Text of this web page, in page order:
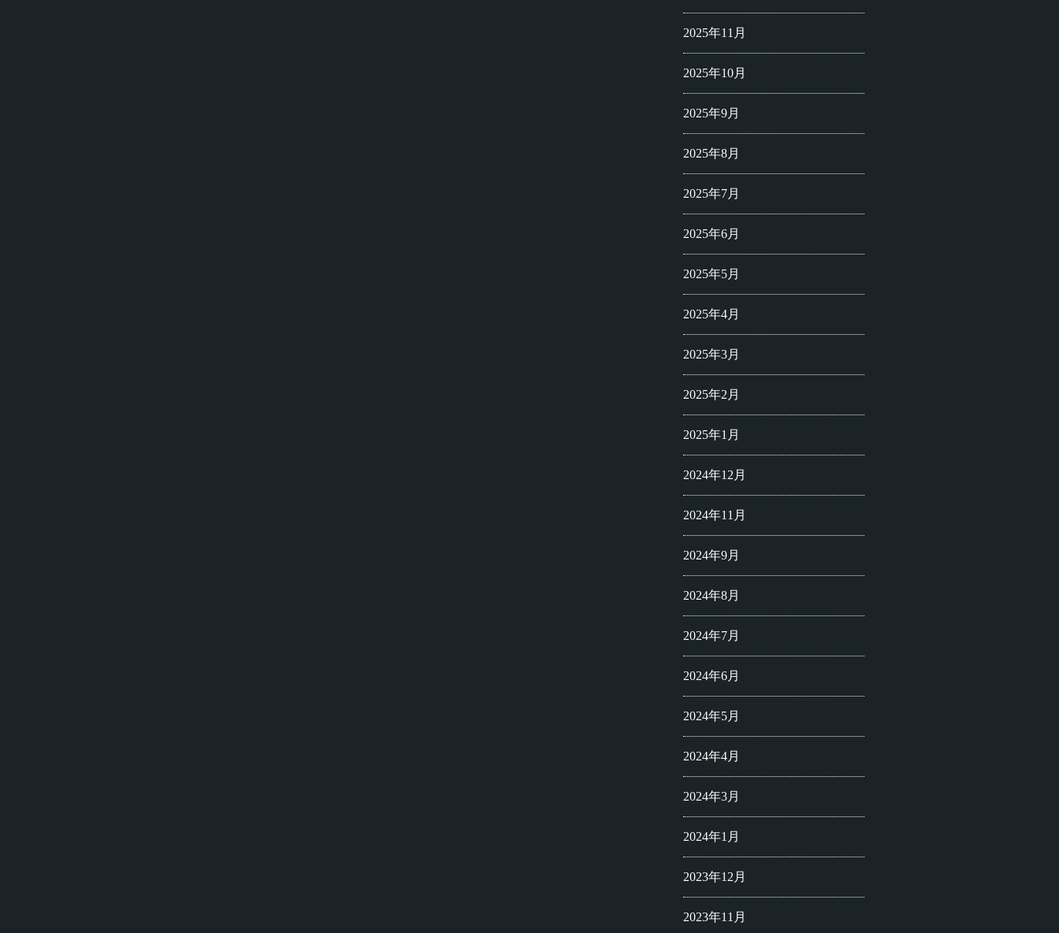
2025年11月
2025年10月
2025年9月
2025年8月
2025年7月
2025年6月
2025年5月
2025年4月
2025年3月
2025年2月
2025年1月
2024年12月
2024年11月
2024年9月
2024年8月
2024年7月
2024年6月
2024年5月
2024年4月
2024年3月
2024年1月
2023年12月
2023年11月